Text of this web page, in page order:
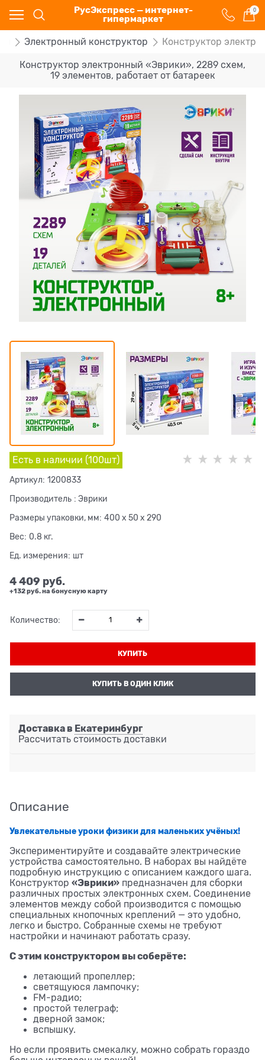
РусЭкспресс — интернет-
гипермаркет
0
Электронный конструктор Конструктор
Конструктор электронный «Эврики», 2289 схем,
19 элементов, работает от батареек
Есть в наличии (100шт)
Артикул: 1200833
Производитель : Эврики
Размеры упаковки, мм: 400 x 50 x 290
Вес: 0.8 кг.
Ед. измерения: шт
4 409 руб.
+132 руб. на бонусную карту
Количество:
КУПИТЬ
КУПИТЬ В ОДИН КЛИК
Доставка в Екатеринбург
Рассчитать стоимость доставки
Описание
Увлекательные уроки физики для маленьких учёных!
Экспериментируйте и создавайте электрические
устройства самостоятельно. В наборах вы найдёте
подробную инструкцию с описанием каждого шага.
Конструктор «Эврики» предназначен для сборки
различных простых электронных схем. Соединение
элементов между собой производится с помощью
специальных кнопочных креплений — это удобно,
легко и быстро. Собранные схемы не требуют
настройки и начинают работать сразу.
С этим конструктором вы соберёте:
летающий пропеллер;
светящуюся лампочку;
FM-радио;
простой телеграф;
дверной замок;
вспышку.
Но если проявить смекалку, можно собрать гораздо